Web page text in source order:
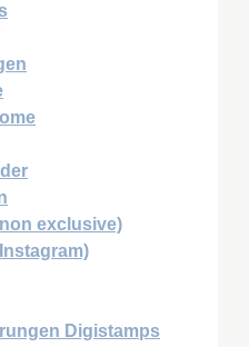
exclusive)
Digistamps